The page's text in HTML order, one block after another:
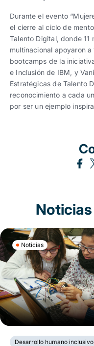
Durante el evento
el cierre al ciclo de
Talento Digital, donde 11
multinacional apoyaron
bootcamps de la
e Inclusión de IBM, y
Estratégicas de Talento
reconocimiento a cada
por ser un ejemplo
Noticias
Desarrollo humano inclusivo